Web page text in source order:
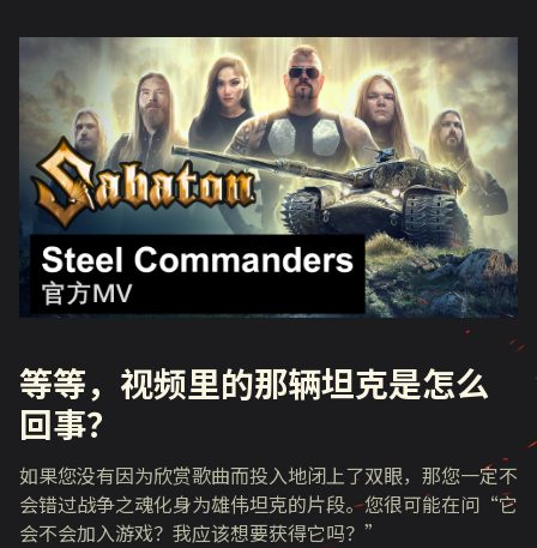
等等，视频里的那辆坦克是怎么
回事？
如果您没有因为欣赏歌曲而投入地闭上了双眼，那您一定不
会错过战争之魂化身为雄伟坦克的片段。您很可能在问“它
会不会加入游戏？我应该想要获得它吗？”